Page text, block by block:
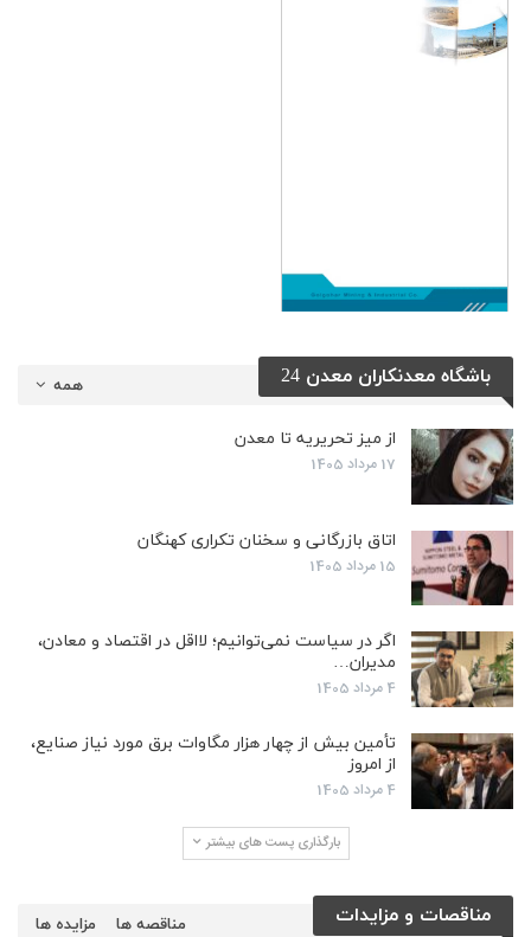
همه باشگاه معدنکاران معدن 24
از میز تحریریه تا معدن
17 مرداد 1405
اتاق بازرگانی و سخنان تکراری کهنگان
15 مرداد 1405
اگر در سیاست نمی‌توانیم؛ لااقل در اقتصاد و معادن،
مدیران…
4 مرداد 1405
تأمین بیش از چهار هزار مگاوات برق مورد نیاز صنایع،
از امروز
4 مرداد 1405
بارگذاری پست های بیشتر
مناقصات و مزایدات مزایده ها مناقصه ها